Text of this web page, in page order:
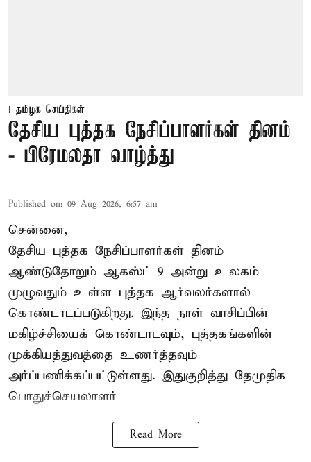
தமிழக செய்திகள்
தேசிய புத்தக நேசிப்பாளர்கள் தினம்
- பிரேமலதா வாழ்த்து
Published on: 09 Aug 2026, 6:57 am
சென்னை,
தேசிய புத்தக நேசிப்பாளர்கள் தினம்
ஆண்டுதோறும் ஆகஸ்ட் 9 அன்று உலகம்
முழுவதும் உள்ள புத்தக ஆர்வலர்களால்
கொண்டாடப்படுகிறது. இந்த நாள் வாசிப்பின்
மகிழ்ச்சியைக் கொண்டாடவும், புத்தகங்களின்
முக்கியத்துவத்தை உணர்த்தவும்
அர்ப்பணிக்கப்பட்டுள்ளது. இதுகுறித்து தேமுதிக
பொதுச்செயலாளர்
Read More